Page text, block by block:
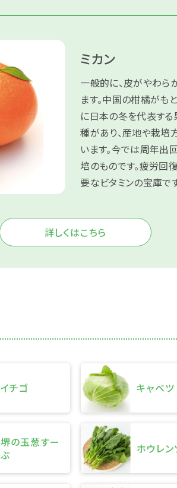
ミカン
一般的に、皮がやわら
ます。中国の柑橘がも
に日本の冬を代表する
種があり、産地や栽培
います。今では周年出
培のものです。疲労回
要なビタミンの宝庫です
詳しくはこちら
イチゴ キャベツ
堺の玉葱すー
ぷ
ホウレン